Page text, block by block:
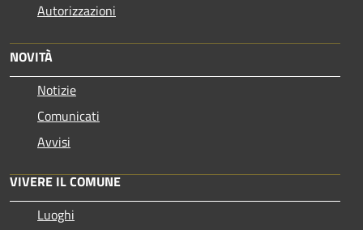
Autorizzazioni
NOVITÀ
Notizie
Comunicati
Avvisi
VIVERE IL COMUNE
Luoghi